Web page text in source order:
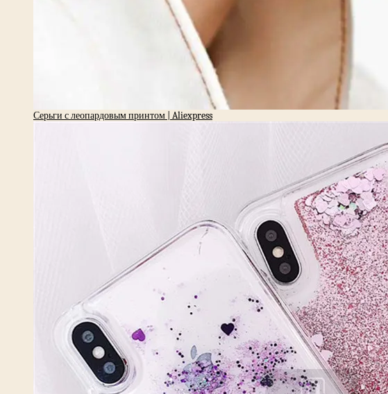
Серьги с леопардовым принтом | Aliexpress